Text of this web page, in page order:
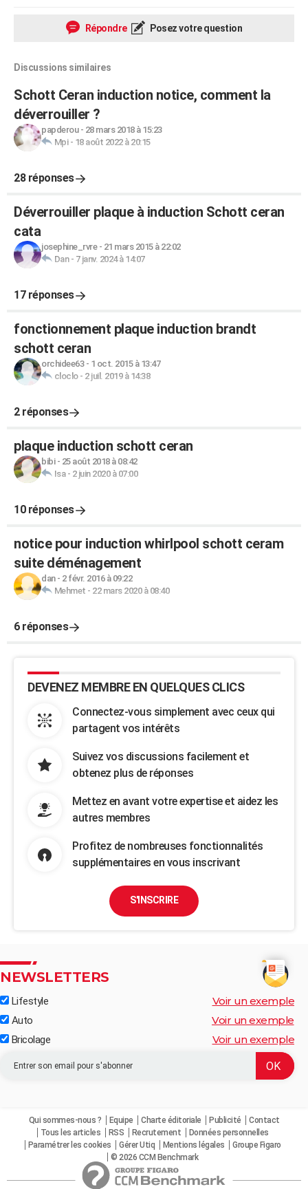
Répondre Posez votre question
Discussions similaires
Schott Ceran induction notice, comment la
déverrouiller ?
papderou- 28 mars 2018 à 15:23
Mpi- 18 août 2022 à 20:15
28 réponses
Déverrouiller plaque à induction Schott ceran
cata
josephine_rvre- 21 mars 2015 à 22:02
Dan- 7 janv. 2024 à 14:07
17 réponses
fonctionnement plaque induction brandt
schott ceran
orchidee63- 1 oct. 2015 à 13:47
cloclo- 2 juil. 2019 à 14:38
2 réponses
plaque induction schott ceran
bibi- 25 août 2018 à 08:42
Isa- 2 juin 2020 à 07:00
10 réponses
notice pour induction whirlpool schott ceram
suite déménagement
dan- 2 févr. 2016 à 09:22
Mehmet - 22 mars 2020 à 08:40
6 réponses
DEVENEZ MEMBRE EN QUELQUES CLICS
Connectez-vous simplement avec ceux qui
partagent vos intérêts
Suivez vos discussions facilement et
obtenez plus de réponses
Mettez en avant votre expertise et aidez les
autres membres
Profitez de nombreuses fonctionnalités
supplémentaires en vous inscrivant
S'INSCRIRE
NEWSLETTERS
Lifestyle Voir un exemple
Auto Voir un exemple
Bricolage Voir un exemple
Qui sommes-nous ? Equipe Charte éditoriale Publicité
Contact
Tous les articles
RSS Recrutement
Données personnelles
Paramétrer les cookies
Gérer Utiq Mentions légales
Groupe Figaro
© 2026 CCM Benchmark